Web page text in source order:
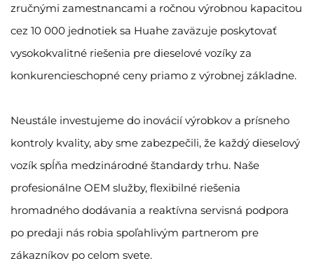
zručnými zamestnancami a ročnou výrobnou kapacitou
cez 10 000 jednotiek sa Huahe zaväzuje poskytovať
vysokokvalitné riešenia pre dieselové vozíky za
konkurencieschopné ceny priamo z výrobnej základne.
Neustále investujeme do inovácií výrobkov a prísneho
kontroly kvality, aby sme zabezpečili, že každý dieselový
vozík spĺňa medzinárodné štandardy trhu. Naše
profesionálne OEM služby, flexibilné riešenia
hromadného dodávania a reaktívna servisná podpora
po predaji nás robia spoľahlivým partnerom pre
zákazníkov po celom svete.